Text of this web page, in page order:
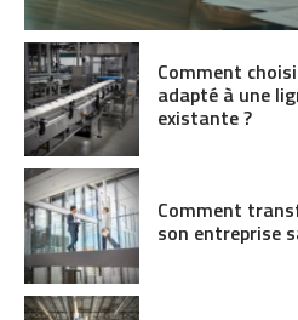
Comment
adapté à une
existante ?
Comment
son entreprise